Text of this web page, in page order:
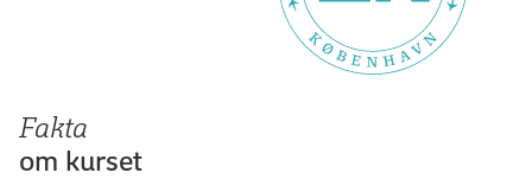
Fakta
om kurset